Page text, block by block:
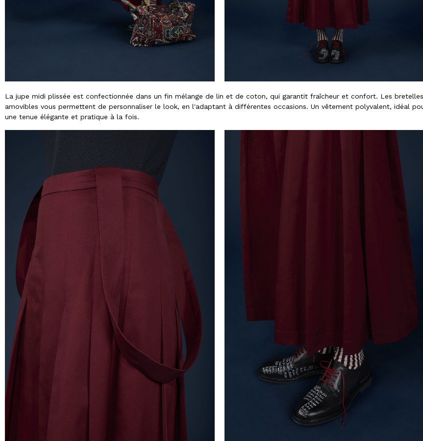
La jupe midi plissée est confectionnée dans un fin mélange de lin et de coton, qui garantit fraîcheur et confort. Les bretelles
amovibles vous permettent de personnaliser le look, en l'adaptant à différentes occasions. Un vêtement polyvalent, idéal
une tenue élégante et pratique à la fois.